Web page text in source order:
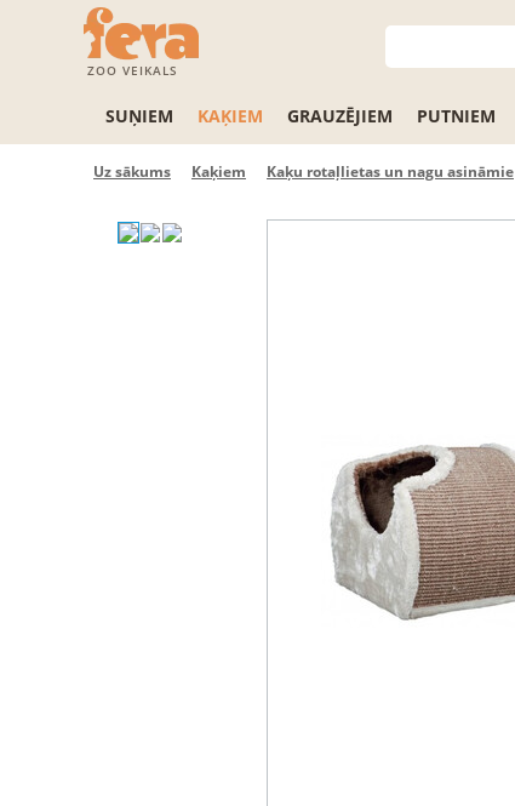
ZOO VEIKALS
SUŅIEM KAĶIEM GRAUZĒJIEM PUTNIEM
Uz sākums Kaķiem Kaķu rotaļlietas un nagu asināmie